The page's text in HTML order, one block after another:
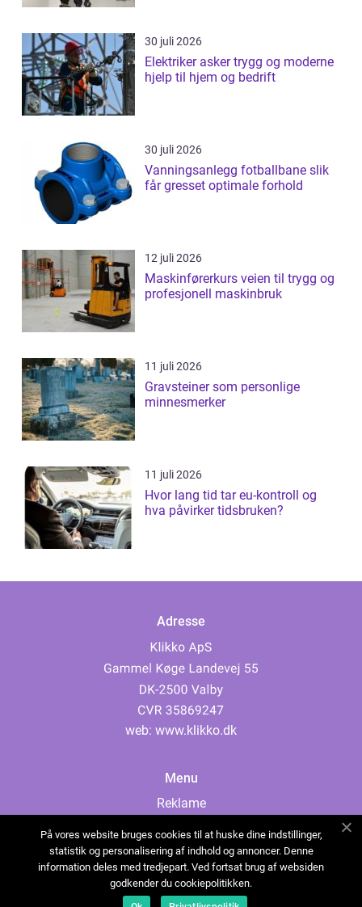
30 juli 2026
Elektriker asker trygg og moderne
hjelp til hjem og bedrift
30 juli 2026
Vanningsanlegg fotballbane slik
får gresset optimale forhold
12 juli 2026
Maskinførerkurs veien til trygg og
profesjonell maskinbruk
11 juli 2026
Gravsteiner som personlige
minnesmerker
11 juli 2026
Hvor lang tid tar eu-kontroll og
hva påvirker tidsbruken?
Adresse
web: www.klikko.dk
Menu
Reklame
Cookies
Kontakt Oss
Sitemap
På vores website bruges cookies til at huske dine indstillinger,
statistik og personalisering af indhold og annoncer. Denne
information deles med tredjepart. Ved fortsat brug af websiden
godkender du cookiepolitikken.